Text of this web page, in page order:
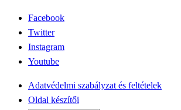
Facebook
Twitter
Instagram
Youtube
Adatvédelmi szabályzat és feltételek
Oldal készítői